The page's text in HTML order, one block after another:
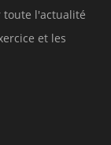
toute l'actualité
et les